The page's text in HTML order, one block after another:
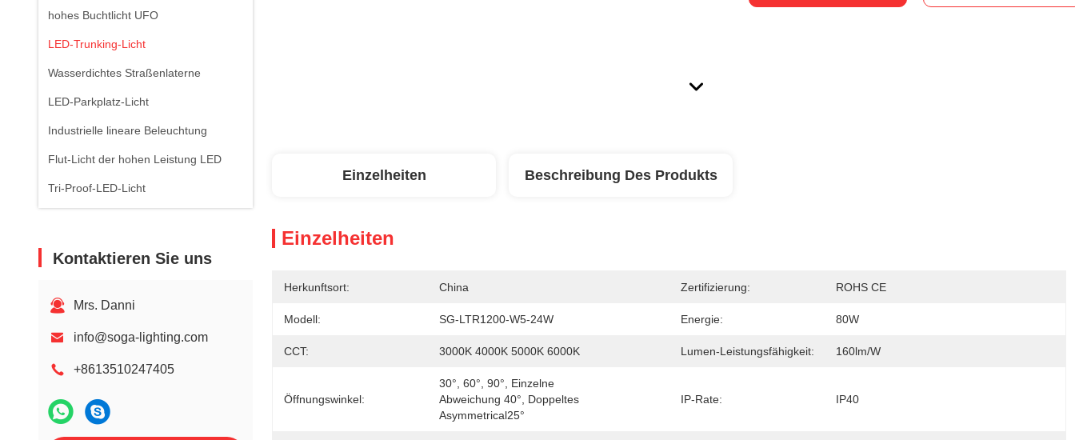
hohes Buchtlicht UFO
LED-Trunking-Licht
Wasserdichtes Straßenlaterne
LED-Parkplatz-Licht
Industrielle lineare Beleuchtung
Flut-Licht der hohen Leistung LED
Tri-Proof-LED-Licht
Kontaktieren Sie uns
Mrs. Danni
info@soga-lighting.com
+8613510247405
Einzelheiten Beschreibung Des Produkts
Einzelheiten
Herkunftsort: China Zertifizierung: ROHS CE
Modell: SG-LTR1200-W5-24W Energie: 80W
CCT: 3000K 4000K 5000K 6000K Lumen-Leistungsfähigkeit: 160lm/w
Öffnungswinkel:
30°, 60°, 90°, Einzelne
Abweichung 40°, Doppeltes
Asymmetrical25°
IP-Rate: IP40